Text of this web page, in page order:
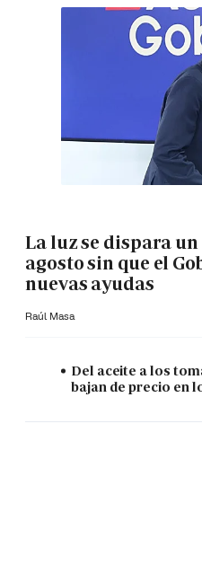
La luz se dispara un
agosto sin que el
nuevas ayudas
Raúl Masa
Del aceite a los
bajan de precio en